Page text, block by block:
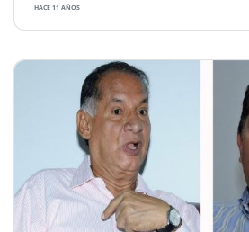
HACE 11 AÑOS